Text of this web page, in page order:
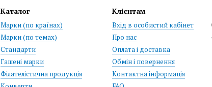
Каталог
Марки (по країнах)
Марки (по темах)
Стандарти
Гашені марки
Філателістична продукція
Клієнтам
Вхід в особистий кабінет
Про нас
Оплата і доставка
Обмін і повернення
Контактна інформація